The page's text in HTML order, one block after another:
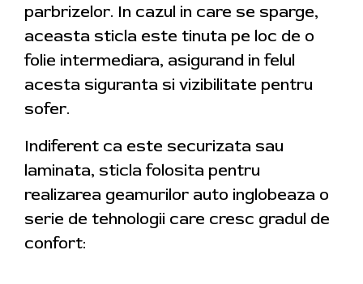
parbrizelor. In cazul in care se sparge,
aceasta sticla este tinuta pe loc de o
folie intermediara, asigurand in felul
acesta siguranta si vizibilitate pentru
sofer.
Indiferent ca este securizata sau
laminata, sticla folosita pentru
realizarea geamurilor auto inglobeaza o
serie de tehnologii care cresc gradul de
confort: